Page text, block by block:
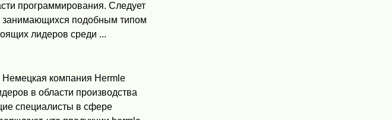
программирования. Следует
занимающихся подобным типом
лидеров среди ...
компания Hermle
в области производства
специалисты в сфере